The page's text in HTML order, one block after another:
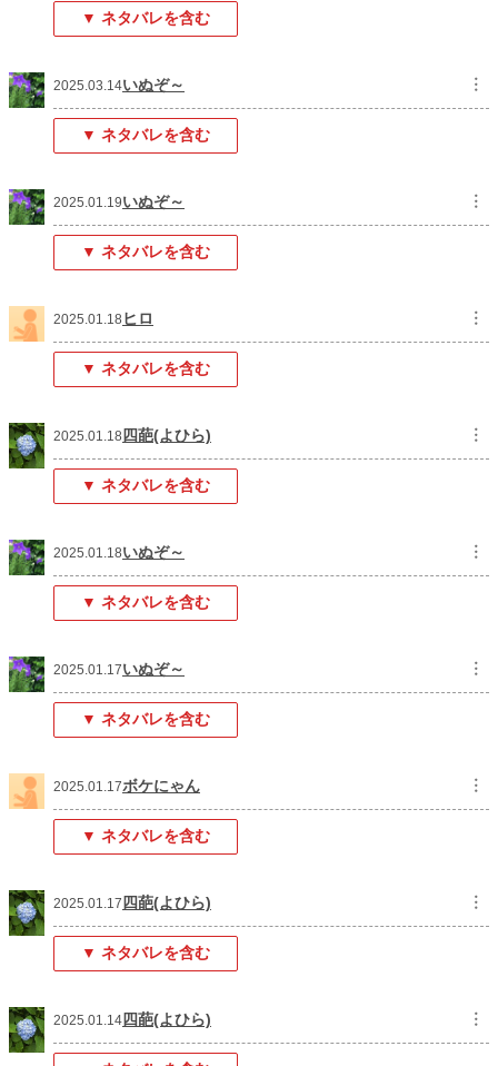
▼ ネタバレを含む
2025.03.14いぬぞ～ ︙
▼ ネタバレを含む
2025.01.19いぬぞ～ ︙
▼ ネタバレを含む
2025.01.18 ヒロ ︙
▼ ネタバレを含む
2025.01.18 四葩(よひら) ︙
▼ ネタバレを含む
2025.01.18いぬぞ～ ︙
▼ ネタバレを含む
2025.01.17いぬぞ～ ︙
▼ ネタバレを含む
2025.01.17ボケにゃん ︙
▼ ネタバレを含む
2025.01.17 四葩(よひら) ︙
▼ ネタバレを含む
2025.01.14 四葩(よひら) ︙